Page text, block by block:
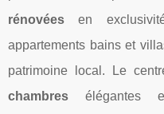
rénovées en
appartements bains et
patrimoine local. Le
chambres élégantes